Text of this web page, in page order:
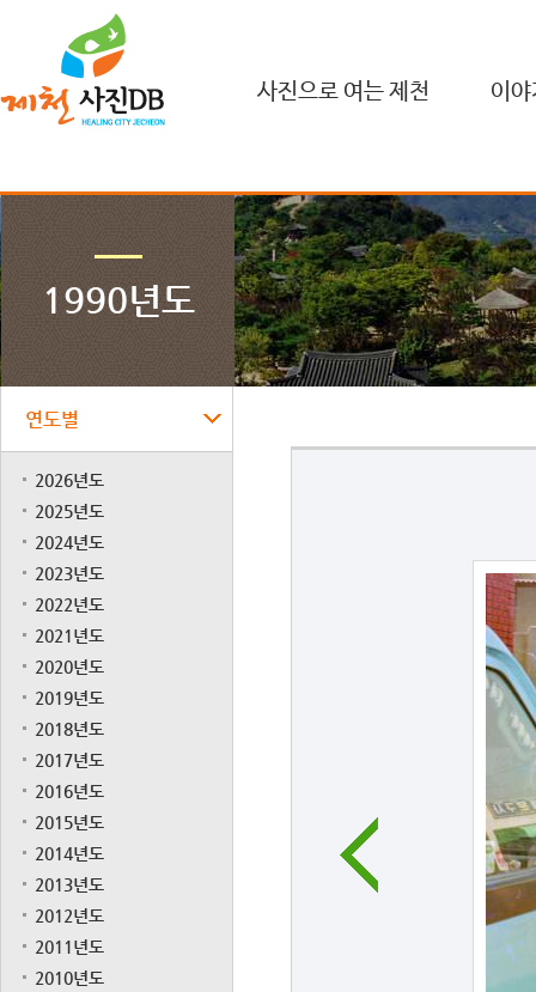
사진으로 여는 제천 이
1990년도
연도별
2026년도
2025년도
2024년도
2023년도
2022년도
2021년도
2020년도
2019년도
2018년도
2017년도
2016년도
2015년도
2014년도
2013년도
2012년도
2011년도
2010년도